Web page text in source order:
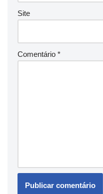
Site
Comentário *